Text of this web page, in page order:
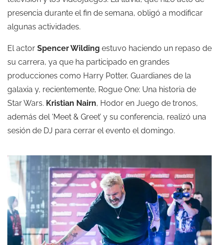
presencia durante el fin de semana, obligó a modificar
algunas actividades.
El actor Spencer Wilding estuvo haciendo un repaso de
su carrera, ya que ha participado en grandes
producciones como Harry Potter, Guardianes de la
galaxia y, recientemente, Rogue One: Una historia de
Star Wars. Kristian Nairn, Hodor en Juego de tronos,
además del ‘Meet & Greet’ y su conferencia, realizó una
sesión de DJ para cerrar el evento el domingo.